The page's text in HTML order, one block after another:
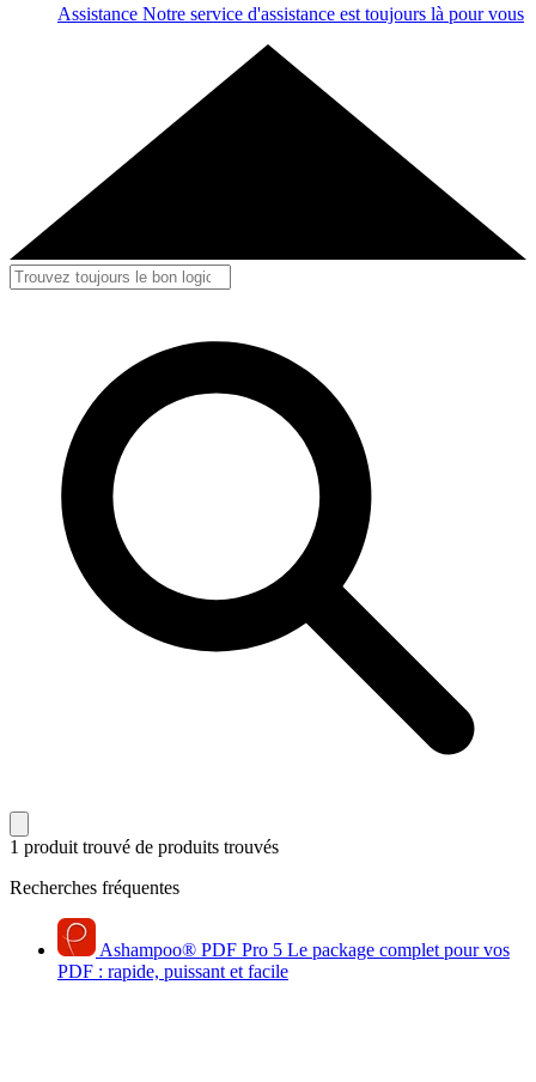
Assistance Notre service d'assistance est toujours là pour vous
1 produit trouvé de produits trouvés
Recherches fréquentes
Ashampoo® PDF Pro 5 Le package complet pour vos
PDF : rapide, puissant et facile